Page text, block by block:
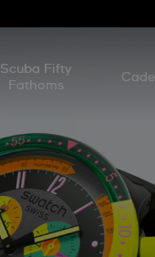
Scuba Fifty
Fathoms